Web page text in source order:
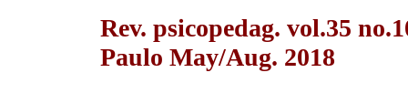
Rev. psicopedag. vol.35
Paulo May/Aug. 2018